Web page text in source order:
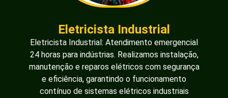
Eletricista Industrial
Eletricista Industrial: Atendimento emergencial
24 horas para indústrias. Realizamos instalação,
manutenção e reparos elétricos com segurança
e eficiência, garantindo o funcionamento
contínuo de sistemas elétricos industriais